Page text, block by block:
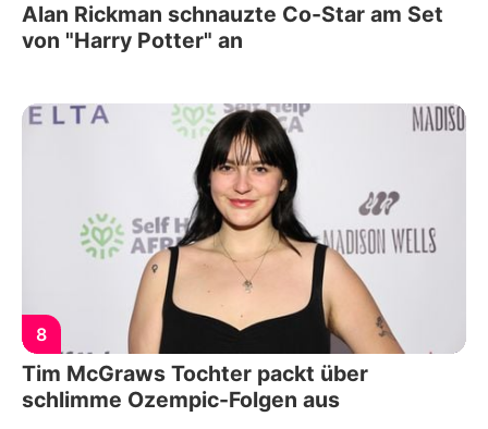
Alan Rickman schnauzte Co-Star am Set
von "Harry Potter" an
8
Tim McGraws Tochter packt über
schlimme Ozempic-Folgen aus